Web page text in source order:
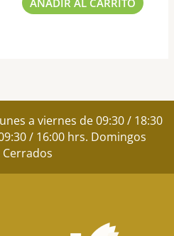
a viernes de 09:30 / 18:30
/ 16:00 hrs. Domingos
Cerrados